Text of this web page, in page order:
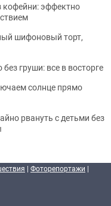
кофейни: эффектно
шифоновый торт,
груши: все в восторге
солнце прямо
рвануть с детьми без
| Фоторепортажи |